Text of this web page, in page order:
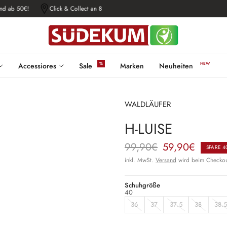
ab 50€! Click & Collect an 8 Standorten!
Accessiores Sale % Marken Neuheiten NEW
WALDLÄUFER
H-LUISE
99,90€ 59,90€ SPARE
inkl. MwSt. Versand wird beim
Schuhgröße
40
36
37 37.5 38 38.5